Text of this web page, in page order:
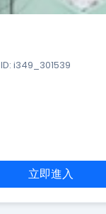
ID: i349_301539
立即進入